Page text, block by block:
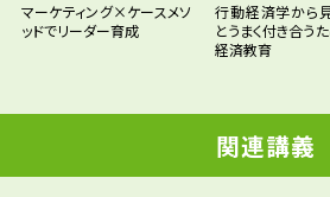
マーケティング×ケースメソ
ッドでリーダー育成
行動経済学から
とうまく付き合う
経済教育
関連講義